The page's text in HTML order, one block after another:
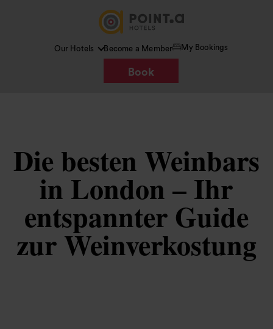
Our Hotels Become a Member My Bookings
Book
Die besten Weinbars
in London – Ihr
entspannter Guide
zur Weinverkostung